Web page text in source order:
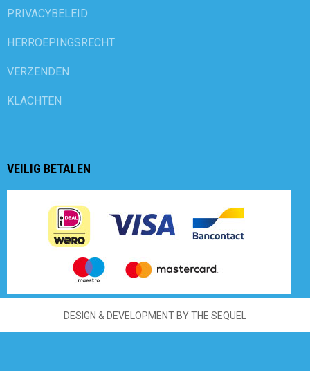
PRIVACYBELEID
HERROEPINGSRECHT
VERZENDEN
KLACHTEN
VEILIG BETALEN
DESIGN & DEVELOPMENT BY THE SEQUEL